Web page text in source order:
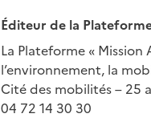
Éditeur de la
La Plateforme «
l’environnement, la
Cité des mobilités – 25
04 72 14 30 30